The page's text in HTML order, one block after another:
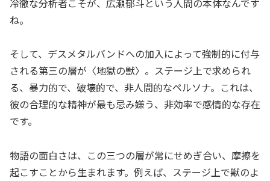
ね。
そして、デスメタルバンドへの加入によって強制的に付与
される第三の層が〈地獄の獣〉。ステージ上で求められ
る、暴力的で、破壊的で、非人間的なペルソナ。これは、
彼の合理的な精神が最も忌み嫌う、非効率で感情的な存在
です。
物語の面白さは、この三つの層が常にせめぎ合い、摩擦を
起こすことから生まれます。例えば、ステージ上で獣のよ